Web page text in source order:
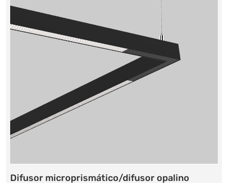
Difusor microprismático/difusor opalino